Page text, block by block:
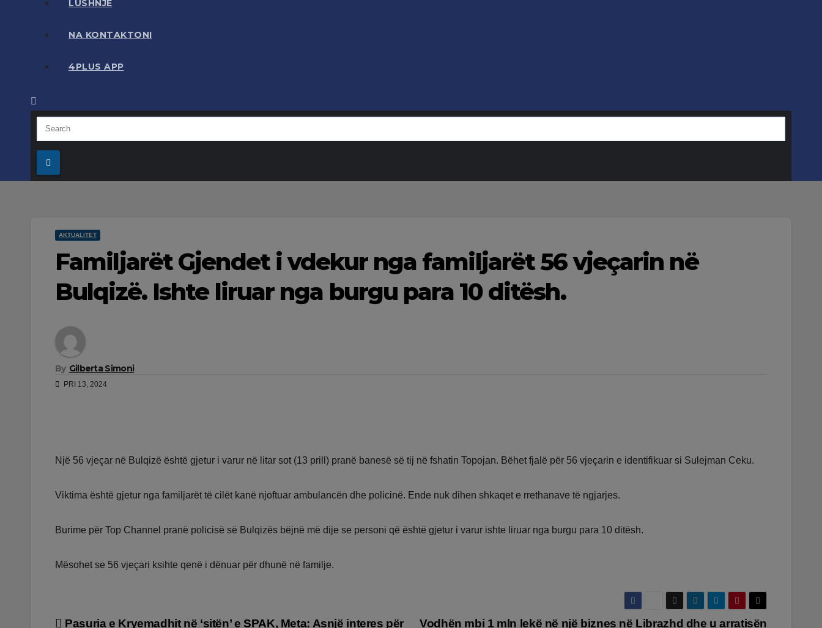
LUSHNJË
NA KONTAKTONI
4PLUS APP
AKTUALITET
Familjarët Gjendet i vdekur nga familjarët 56 vjeçarin në
Bulqizë. Ishte liruar nga burgu para 10 ditësh.
By Gilberta Simoni
PRI 13, 2024
Një 56 vjeçar në Bulqizë është gjetur i varur në litar sot (13 prill) pranë banesë së tij në fshatin Topojan. Bëhet fjalë për 56 vjeçarin e identifikuar si Sulejman Ceku.
Viktima është gjetur nga familjarët të cilët kanë njoftuar ambulancën dhe policinë. Ende nuk dihen shkaqet e rrethanave të ngjarjes.
Burime për Top Channel pranë policisë së Bulqizës bëjnë më dije se personi që është gjetur i varur ishte liruar nga burgu para 10 ditësh.
Mësohet se 56 vjeçari ksihte qenë i dënuar për dhunë në familje.
Vodhën mbi 1 mln lekë në një biznes në Librazhd dhe u arratisën
Pasuria e Kryemadhit në ‘sitën’ e SPAK, Meta: Asnjë interes për